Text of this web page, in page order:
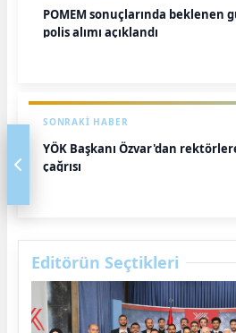
POMEM sonuçlarında beklenen
polis alımı açıklandı
SONRAKI HABER
YÖK Başkanı Özvar'dan
çağrısı
Editörün Seçtikleri